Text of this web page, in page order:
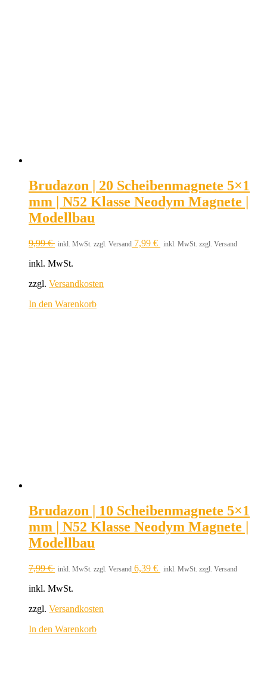
Brudazon | 20 Scheibenmagnete 5×1
mm | N52 Klasse Neodym Magnete |
Modellbau
9,99€ inkl. MwSt. zzgl. Versand 7,99 € inkl. MwSt. zzgl. Versand
inkl. MwSt.
zzgl. Versandkosten
In den Warenkorb
Brudazon | 10 Scheibenmagnete 5×1
mm | N52 Klasse Neodym Magnete |
Modellbau
7,99€ inkl. MwSt. zzgl. Versand 6,39 € inkl. MwSt. zzgl. Versand
inkl. MwSt.
zzgl. Versandkosten
In den Warenkorb